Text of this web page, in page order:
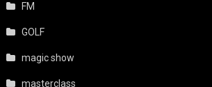
FM
GOLF
magic show
masterclass